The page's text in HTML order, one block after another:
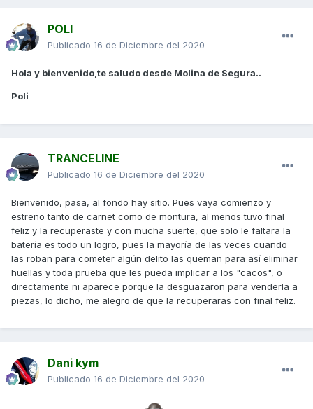
POLI
Publicado 16 de Diciembre del 2020
Hola y bienvenido,te saludo desde Molina de Segura..
Poli
TRANCELINE
Publicado 16 de Diciembre del 2020
Bienvenido, pasa, al fondo hay sitio. Pues vaya comienzo y
estreno tanto de carnet como de montura, al menos tuvo final
feliz y la recuperaste y con mucha suerte, que solo le faltara la
batería es todo un logro, pues la mayoría de las veces cuando
las roban para cometer algún delito las queman para así eliminar
huellas y toda prueba que les pueda implicar a los "cacos", o
directamente ni aparece porque la desguazaron para venderla a
piezas, lo dicho, me alegro de que la recuperaras con final feliz.
Dani kym
Publicado 16 de Diciembre del 2020